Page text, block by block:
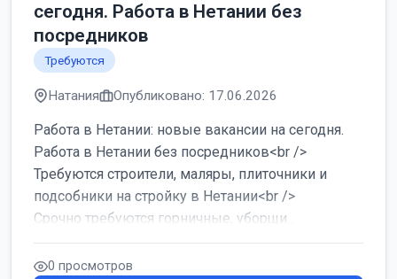
сегодня. Работа в Нетании без
посредников
Требуются
Натания Опубликовано: 17.06.2026
Работа в Нетании: новые вакансии на сегодня.
Работа в Нетании без посредников<br />
Требуются строители, маляры, плиточники и
подсобники на стройку в Нетании<br />
Срочно требуются горничные, уборщи...
0 просмотров